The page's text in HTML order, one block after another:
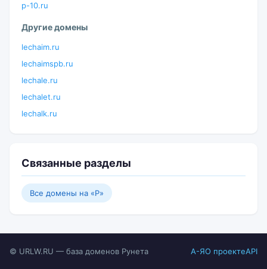
p-10.ru
Другие домены
lechaim.ru
lechaimspb.ru
lechale.ru
lechalet.ru
lechalk.ru
Связанные разделы
Все домены на «P»
© URLW.RU — база доменов Рунета А-ЯО проектеAPI